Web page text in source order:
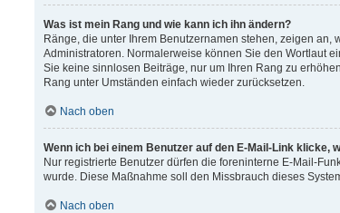
Was ist mein Rang und wie kann ich ihn ändern?
Ränge, die unter Ihrem Benutzernamen stehen, zeigen
Administratoren. Normalerweise können Sie den Wortlaut
Sie keine sinnlosen Beiträge, nur um Ihren Rang zu
Rang unter Umständen einfach wieder zurücksetzen.
Nach oben
Wenn ich bei einem Benutzer auf den E-Mail-Link klicke,
Nur registrierte Benutzer dürfen die foreninterne E-Mail-
wurde. Diese Maßnahme soll den Missbrauch dieses
Nach oben